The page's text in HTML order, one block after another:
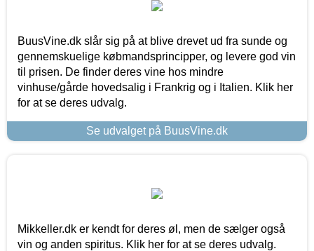
BuusVine.dk slår sig på at blive drevet ud fra sunde og
gennemskuelige købmandsprincipper, og levere god vin
til prisen. De finder deres vine hos mindre
vinhuse/gårde hovedsalig i Frankrig og i Italien. Klik her
for at se deres udvalg.
Se udvalget på BuusVine.dk
Mikkeller.dk er kendt for deres øl, men de sælger også
vin og anden spiritus. Klik her for at se deres udvalg.